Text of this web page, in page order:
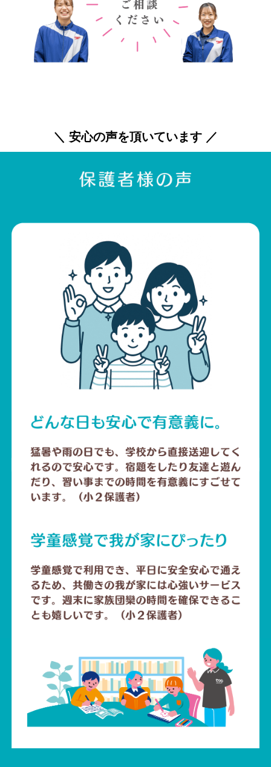
＼ 安心の声を頂いています ／